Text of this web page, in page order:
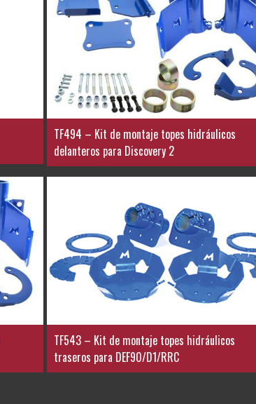
TF494 – Kit de montaje topes hidráulicos
delanteros para Discovery 2
TF543 – Kit de montaje topes hidráulicos
traseros para DEF90/D1/RRC